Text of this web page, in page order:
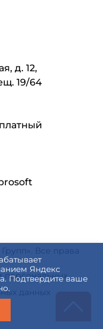
Яндекс
Подтвердите ваше
д. 12,
19/64
Все права
персональных
данных